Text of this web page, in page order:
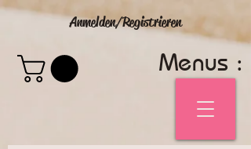
Anmelden/Registrieren
Menus :